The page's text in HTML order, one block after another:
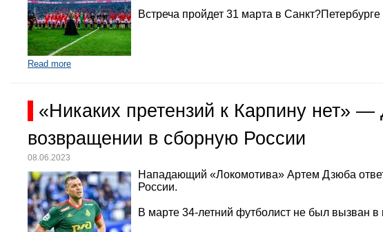
Встреча пройдет 31 марта в
Read more
«Никаких претензий к Карпину нет»
возвращении в сборную России
08.06.2023
Нападающий «Локомотива» Артем Дзюба
России.
В марте 34-летний футболист не был вызван